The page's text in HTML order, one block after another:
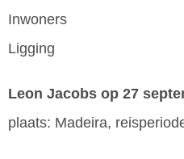
Inwoners
Ligging
Leon Jacobs op 27
plaats: Madeira,